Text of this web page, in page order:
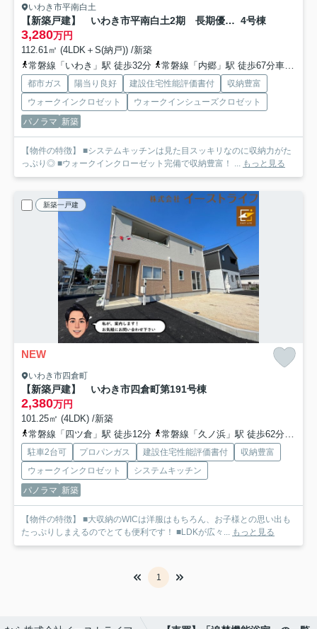
いわき市平南白土
【新築戸建】 いわき市平南白土2期 長期優良住宅 4号棟
3,280万円
112.61㎡ (4LDK＋S(納戸)) /新築
常磐線「いわき」駅 徒歩32分
常磐線「内郷」駅 徒歩67分車13分 5.6km
都市ガス 陽当り良好 建設住宅性能評価書付
収納豊富
ウォークインクロゼット
ウォークインシューズクロゼット
パノラマ 新築
【物件の特徴】 ■システムキッチンは見た目スッキリなのに収納力がた
っぷり◎ ■ウォークインクローゼット完備で収納豊富！ ... もっと見る
新築一戸建
NEW
いわき市四倉町
【新築戸建】 いわき市四倉町第191号棟
2,380万円
101.25㎡ (4LDK) /新築
常磐線「四ツ倉」駅 徒歩12分
常磐線「久ノ浜」駅 徒歩62分
駐車2台可 プロパンガス 建設住宅性能評価書付
収納豊富
ウォークインクロゼット
システムキッチン
パノラマ 新築
【物件の特徴】 ■大収納のWICは洋服はもちろん、お子様との思い出も
たっぷりしまえるのでとても便利です！ ■LDKが広々... もっと見る
1